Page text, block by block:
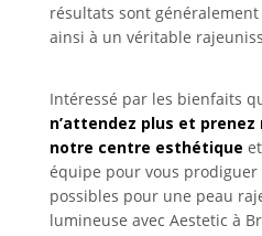
résultats sont généralement
ainsi à un véritable
Intéressé par les bienfaits
n’attendez plus et prenez
notre centre esthétique
équipe pour vous
possibles pour une peau
lumineuse avec Aestetic à